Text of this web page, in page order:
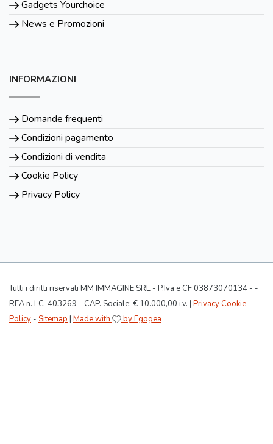
Gadgets Yourchoice
News e Promozioni
INFORMAZIONI
Domande frequenti
Condizioni pagamento
Condizioni di vendita
Cookie Policy
Privacy Policy
Tutti i diritti riservati MM IMMAGINE SRL - P.Iva e CF 03873070134 - -
REA n. LC-403269 - CAP. Sociale: € 10.000,00 i.v. | Privacy Cookie
Policy - Sitemap | Made with by Egogea